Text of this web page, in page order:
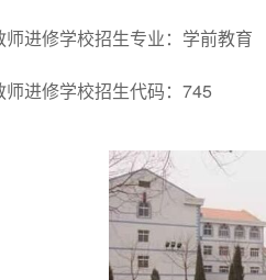
进修学校招生专业：学前教育
进修学校招生代码：745